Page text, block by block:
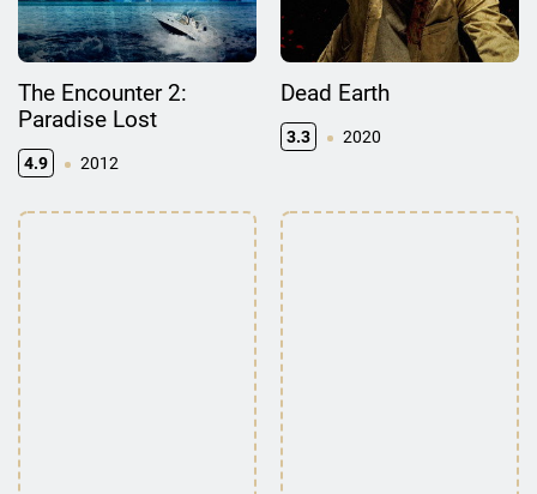
The Encounter 2:
Paradise Lost
4.9 2012
Dead Earth
3.3 2020